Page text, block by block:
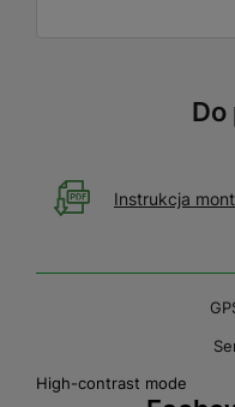
Do
Instrukcja
High-contrast mode